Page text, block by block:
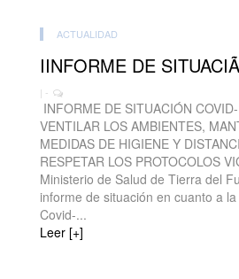
ACTUALIDAD
IINFORME DE
| -
INFORME DE SITUACIÓN
VENTILAR LOS AMBIENTES,
MEDIDAS DE HIGIENE Y
RESPETAR LOS PROTOCOLOS
Ministerio de Salud de Tierra del
informe de situación en cuanto a
Covid-...
Leer [+]